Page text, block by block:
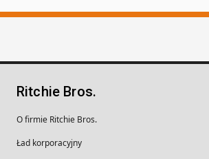
Ritchie Bros.
O firmie Ritchie Bros.
Ład korporacyjny